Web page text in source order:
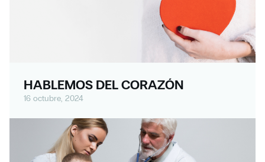
HABLEMOS DEL CORAZÓN
16 octubre, 2024